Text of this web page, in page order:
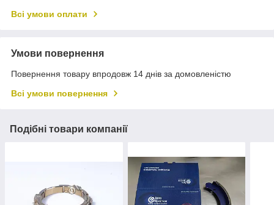
Всі умови оплати
Умови повернення
Повернення товару впродовж 14 днів за домовленістю
Всі умови повернення
Подібні товари компанії